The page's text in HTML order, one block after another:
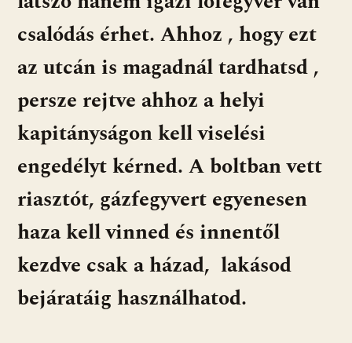
csalódás érhet. Ahhoz , hogy ezt
az utcán is magadnál tardhatsd ,
persze rejtve ahhoz a helyi
kapitányságon kell viselési
engedélyt kérned. A boltban vett
riasztót, gázfegyvert egyenesen
haza kell vinned és innentől
kezdve csak a házad, lakásod
bejáratáig használhatod.